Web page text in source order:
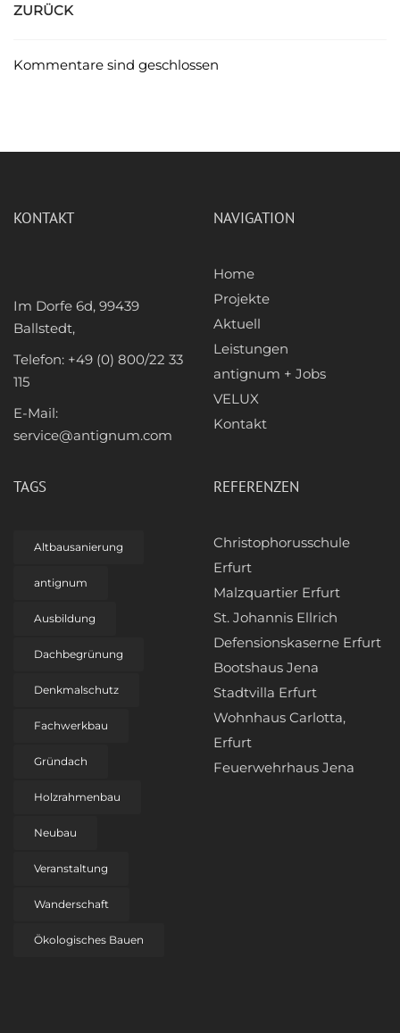
ZURÜCK
Kommentare sind geschlossen
KONTAKT
Im Dorfe 6d, 99439
Ballstedt,
Telefon: +49 (0) 800/22 33
115
E-Mail:
service@antignum.com
NAVIGATION
Home
Projekte
Aktuell
Leistungen
antignum + Jobs
VELUX
Kontakt
TAGS
Altbausanierung
antignum
Ausbildung
Dachbegrünung
Denkmalschutz
Fachwerkbau
Gründach
Holzrahmenbau
Neubau
Veranstaltung
Wanderschaft
Ökologisches Bauen
REFERENZEN
Christophorusschule
Erfurt
Malzquartier Erfurt
St. Johannis Ellrich
Defensionskaserne Erfurt
Bootshaus Jena
Stadtvilla Erfurt
Wohnhaus Carlotta,
Erfurt
Feuerwehrhaus Jena